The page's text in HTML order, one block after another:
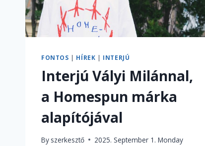
FONTOS | HÍREK | INTERJÚ
Interjú Vályi Milánnal,
a Homespun márka
alapítójával
By szerkesztő 2025. September 1. Monday